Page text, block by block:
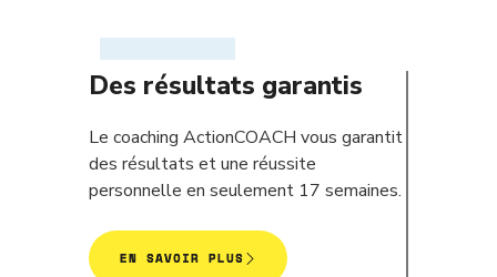
Des résultats garantis
Le coaching ActionCOACH vous garantit
des résultats et une réussite
personnelle en seulement 17 semaines.
EN SAVOIR PLUS